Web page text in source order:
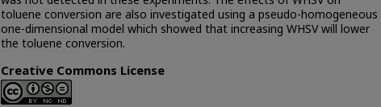
toluene conversion are also investigated using a pseudo-homogeneous
one-dimensional model which showed that increasing WHSV will lower
the toluene conversion.
Creative Commons License